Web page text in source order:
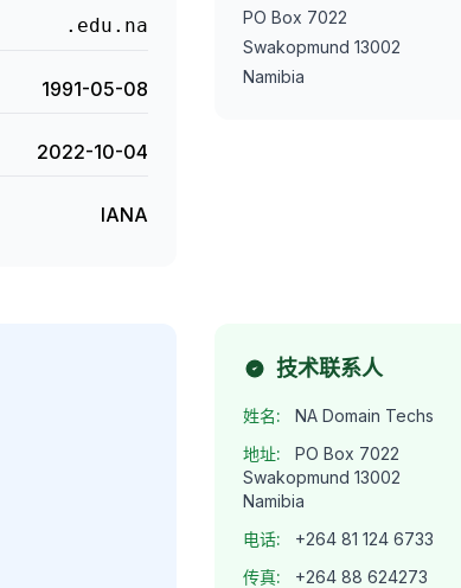
.edu.na
1991-05-08
2022-10-04
IANA
PO Box 7022
Swakopmund 13002
Namibia
技术联系人
姓名:
NA Domain Techs
地址:
PO Box 7022
Swakopmund 13002
Namibia
电话:
+264 81 124 6733
传真:
+264 88 624273